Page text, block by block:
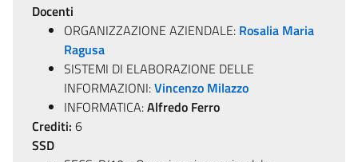
Docenti
ORGANIZZAZIONE AZIENDALE: Rosalia Maria
Ragusa
SISTEMI DI ELABORAZIONE DELLE
INFORMAZIONI:Vincenzo Milazzo
INFORMATICA:Alfredo Ferro
Crediti: 6
SSD